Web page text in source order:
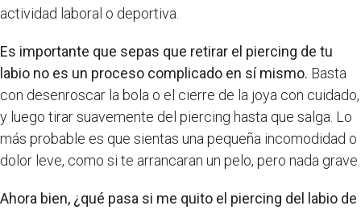
actividad laboral o deportiva.
Es importante que sepas que retirar el piercing de tu
labio no es un proceso complicado en sí mismo. Basta
con desenroscar la bola o el cierre de la joya con cuidado,
y luego tirar suavemente del piercing hasta que salga. Lo
más probable es que sientas una pequeña incomodidad o
dolor leve, como si te arrancaran un pelo, pero nada grave.
Ahora bien, ¿qué pasa si me quito el piercing del labio de